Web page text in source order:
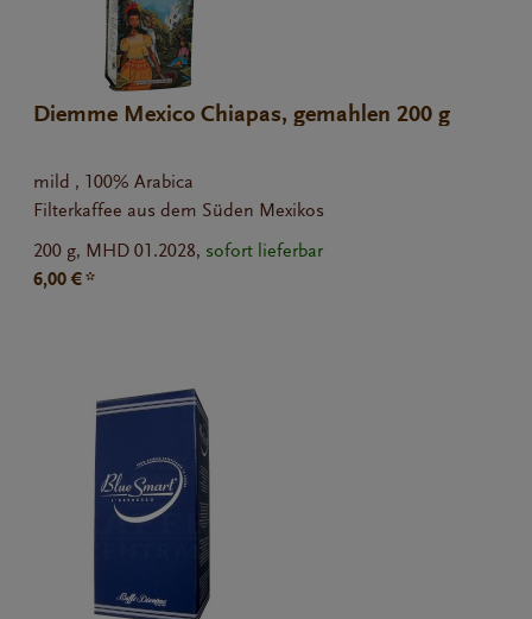
Diemme Mexico Chiapas, gemahlen 200 g
mild , 100% Arabica
Filterkaffee aus dem Süden Mexikos
200 g, MHD 01.2028, sofort lieferbar
6,00 € *